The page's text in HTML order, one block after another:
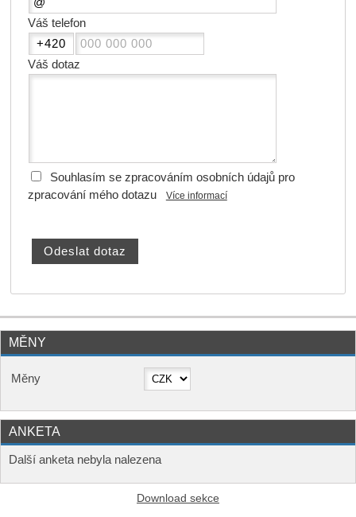
Váš telefon
Váš dotaz
Souhlasím se zpracováním osobních údajů pro
zpracování mého dotazu
Více informací
MĚNY
Měny
ANKETA
Další anketa nebyla nalezena
Download sekce